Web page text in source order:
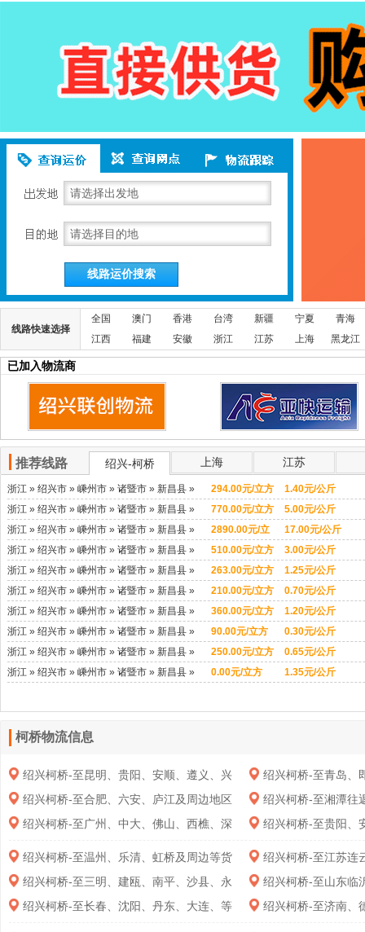
线路快速选择
全国 澳门 香港 台湾 新疆 宁夏
青海
江西
福建 安徽 浙江 江苏 上海 黑龙江
已加入物流商
推荐线路 绍兴-柯桥 上海 江苏
浙江 » 绍兴市 » 嵊州市 » 诸暨市 » 新昌县 »
上虞区 » 柯桥区 » 越城区
湖北 » 荆州
市
294.00元/立方
1.40元/公斤
浙江 » 绍兴市 » 嵊州市 » 诸暨市 » 新昌县 »
上虞区 » 柯桥区 » 越城区
香港 » 香港
770.00元/立方
5.00元/公斤
浙江 » 绍兴市 » 嵊州市 » 诸暨市 » 新昌县 »
上虞区 » 柯桥区 » 越城区
台湾 » 嘉义
市 » 新竹市 » 台南市 » 台中市 » 基隆市 » 高
雄市 » 台北市
2890.00元/立
方
17.00元/公斤
浙江 » 绍兴市 » 嵊州市 » 诸暨市 » 新昌县 »
上虞区 » 柯桥区 » 越城区
广东 » 广州
市 » 韶关市 » 深圳市 » 珠海市 » 汕头市 » 佛
山市 » 江门市 » 湛江市 » 茂名市 » 肇庆市 »
惠州市 » 梅州市 » 汕尾市 » 河源市 » 阳江市
» 清远市 » 东莞市 » 中山市 » 潮州市 » 揭阳
市 » 云浮市 » 增城区 » 从化区 » 南沙区 » 花
县 » 曲江区 » 浈江区 » 武江区 » 盐田区 » 龙
岗区 » 宝安区 » 南山区 » 福田区 » 罗湖区 »
金湾区 » 斗门区 » 香洲区 » 南澳县 » 澄海区
» 潮南区 » 潮阳区 » 濠江区 » 金平区 » 龙湖
区 » 高明区 » 三水区 » 顺德区 » 南海区 » 禅
新会区 » 江海区 » 蓬江区 » 吴川市 » 雷州市
» 廉江市 » 徐闻县 » 遂溪县 » 麻章区 » 坡头
区 » 霞山区 » 赤坎区 » 信宜市 » 化州市 » 高
510.00元/立方
3.00元/公斤
浙江 » 绍兴市 » 嵊州市 » 诸暨市 » 新昌县 »
上虞区 » 柯桥区 » 越城区
北京 » 延庆
县 » 密云县 » 门头沟区 » 海淀区 » 石景山区
» 丰台区 » 朝阳区 » 西城区 » 东城区 » 平谷
区 » 怀柔区 » 大兴区 » 昌平区 » 顺义区 » 通
州区 » 房山区
263.00元/立方
1.25元/公斤
浙江 » 绍兴市 » 嵊州市 » 诸暨市 » 新昌县 »
上虞区 » 柯桥区 » 越城区
河南 » 开封
市
210.00元/立方
0.70元/公斤
浙江 » 绍兴市 » 嵊州市 » 诸暨市 » 新昌县 »
上虞区 » 柯桥区 » 越城区
四川 » 成都
市
360.00元/立方
1.20元/公斤
浙江 » 绍兴市 » 嵊州市 » 诸暨市 » 新昌县 »
上虞区 » 柯桥区 » 越城区
上海 » 崇明
区 » 奉贤区 » 青浦区 » 金山区 » 松江区 » 浦
» 虹口区 » 普陀区 » 静安区 » 长宁区 » 徐汇
区 » 黄浦区
90.00元/立方
0.30元/公斤
浙江 » 绍兴市 » 嵊州市 » 诸暨市 » 新昌县 »
上虞区 » 柯桥区 » 越城区
广东 » 广州
禺区 » 黄埔区 » 白云区 » 天河区 » 海珠区 »
越秀区 » 荔湾区
250.00元/立方
0.65元/公斤
浙江 » 绍兴市 » 嵊州市 » 诸暨市 » 新昌县 »
市
0.00元/立方 1.35元/公斤
柯桥物流信息
绍兴柯桥-至昆明、贵阳、安顺、遵义、兴
绍兴柯桥-至青岛、
丘、
绍兴柯桥-至合肥、六安、庐江及周边地区
绍兴柯桥-至湘潭往
绍兴柯桥-至广州、中大、佛山、西樵、深
绍兴柯桥-至贵阳、
绍兴柯桥-至温州、乐清、虹桥及周边等货
运专线
绍兴柯桥-至江苏连
绍兴柯桥-至三明、建瓯、南平、沙县、永
安等
绍兴柯桥-至山东临
坊、枣庄、烟台
绍兴柯桥-至长春、沈阳、丹东、大连、等
绍兴柯桥-至济南、